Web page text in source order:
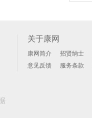
关于康网
康网简介 招贤纳士
意见反馈
服务条款